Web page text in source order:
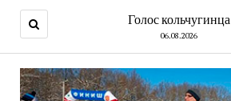
Голос кольчугинца
06.08.2026